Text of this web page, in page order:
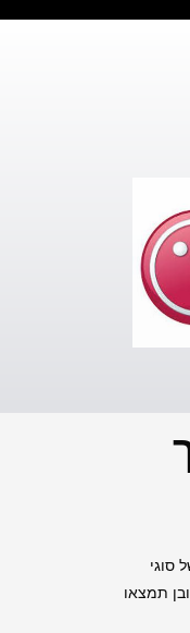
סוגי
שהם תוספות עוד דברים מיוחדים שבחלקם התקנות נדרש לבצע אותם יעלה בסך 590 שח. כמובן תמצאו